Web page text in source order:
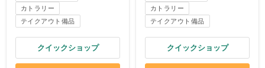
カトラリー
テイクアウト備品
クイックショップ
カトラリー
テイクアウト備品
クイックショップ